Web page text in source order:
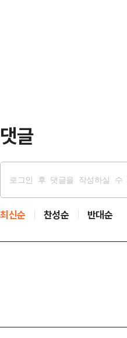
댓글
최신순 찬성순 반대순